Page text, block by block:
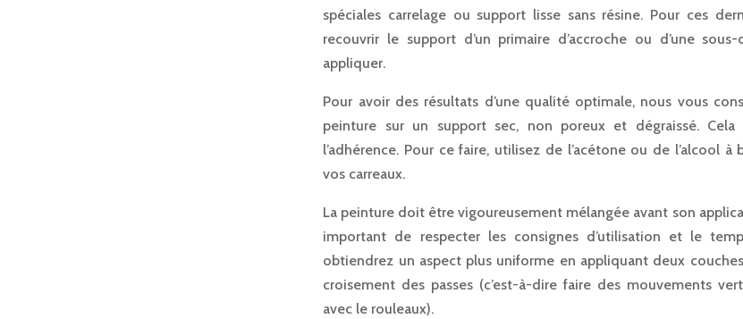
spéciales carrelage ou support lisse sans résine. Pour ces
recouvrir le support d’un primaire d’accroche ou d’une
appliquer.
Pour avoir des résultats d’une qualité optimale, nous vous
peinture sur un support sec, non poreux et dégraissé.
l’adhérence. Pour ce faire, utilisez de l’acétone ou de l’alcool à
vos carreaux.
La peinture doit être vigoureusement mélangée avant son
important de respecter les consignes d’utilisation et le
obtiendrez un aspect plus uniforme en appliquant deux
croisement des passes (c’est-à-dire faire des mouvements
avec le rouleaux).